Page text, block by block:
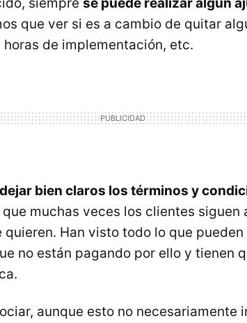
que ver si es a cambio de quitar
de implementación, etc.
dejar bien claros los términos y
que muchas veces los clientes siguen
Han visto todo lo que
no están pagando por ello y tienen
aunque esto no necesariamente